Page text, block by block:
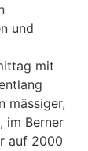
und
mit
mässiger,
im Berner
auf 2000